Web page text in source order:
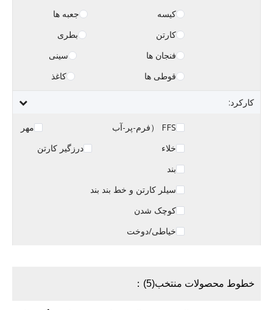
کیسه
جعبه ها
کارتن
بطری
فنجان ها
سینی
قوطی ها
کاغذ
کارکرد:
FFS （فرم-پر-آب
مهر
خلاء
درزگیر کارتن
بند
سیلر کارتن و خط بند بند
کوچک شدن
خیاطی/دوخت
خطوط محصولات منتخب(5)：